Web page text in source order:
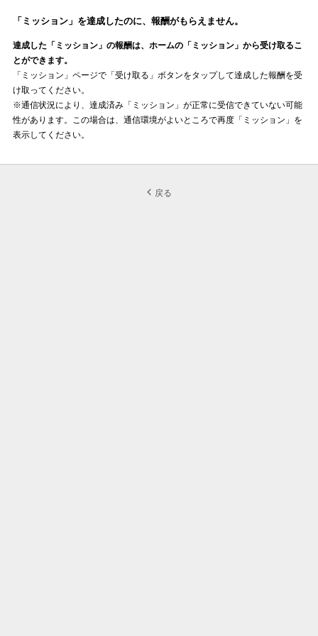
「ミッション」を達成したのに、報酬がもらえません。
達成した「ミッション」の報酬は、ホームの「ミッション」から受け取るこ
とができます。
「ミッション」ページで「受け取る」ボタンをタップして達成した報酬を受
け取ってください。
※通信状況により、達成済み「ミッション」が正常に受信できていない可能
性があります。この場合は、通信環境がよいところで再度「ミッション」を
表示してください。
戻る